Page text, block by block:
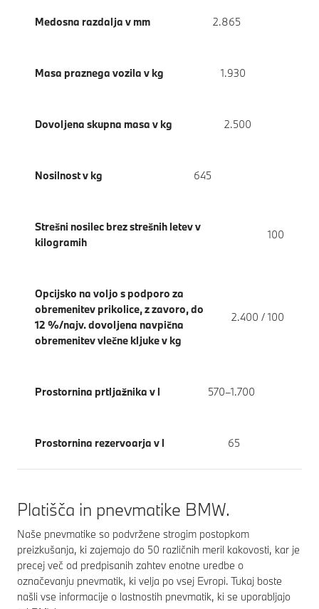
Medosna razdalja v mm 2.865
Masa praznega vozila v kg 1.930
Dovoljena skupna masa v kg 2.500
Nosilnost v kg 645
Strešni nosilec brez strešnih letev v
kilogramih
100
Opcijsko na voljo s podporo za
obremenitev prikolice, z zavoro, do
12 %/najv. dovoljena navpična
obremenitev vlečne kljuke v kg
2.400 / 100
Prostornina prtljažnika v l 570–1.700
Prostornina rezervoarja v l 65
Platišča in pnevmatike BMW.
Naše pnevmatike so podvržene strogim postopkom
preizkušanja, ki zajemajo do 50 različnih meril kakovosti, kar je
precej več od predpisanih zahtev enotne uredbe o
označevanju pnevmatik, ki velja po vsej Evropi. Tukaj boste
našli vse informacije o lastnostih pnevmatik, ki se uporabljajo